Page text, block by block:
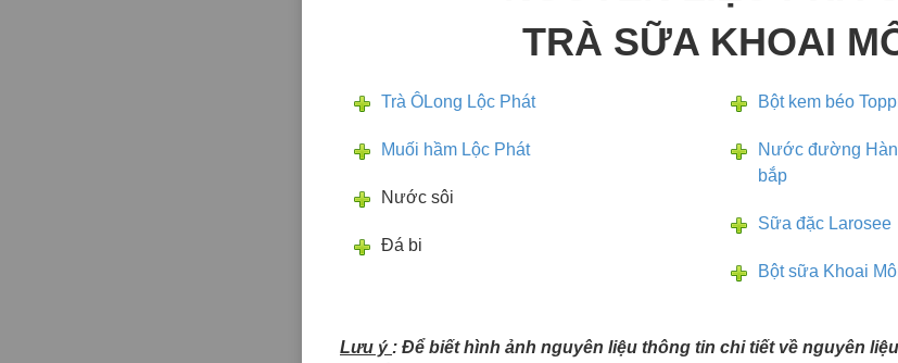
TRÀ SỮA KHOAI
Trà ÔLong Lộc Phát
Muối hầm Lộc Phát
Nước sôi
Đá bi
Bột kem béo
Nước đường
bắp
Sữa đặc Larosee
Bột sữa Khoai
Lưu ý : Để biết hình ảnh nguyên liệu thông tin chi tiết về nguyên